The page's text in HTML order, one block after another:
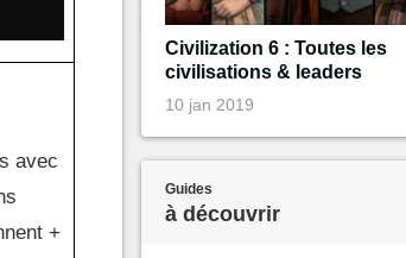
avec
+
Civilization 6 : Toutes les
civilisations & leaders
10 jan 2019
Guides
à découvrir